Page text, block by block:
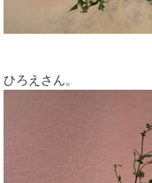
ひろえさん。